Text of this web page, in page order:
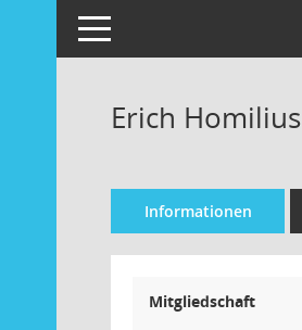
Toggle navigation
Erich Homilius
Informationen
Mitgliedschaft